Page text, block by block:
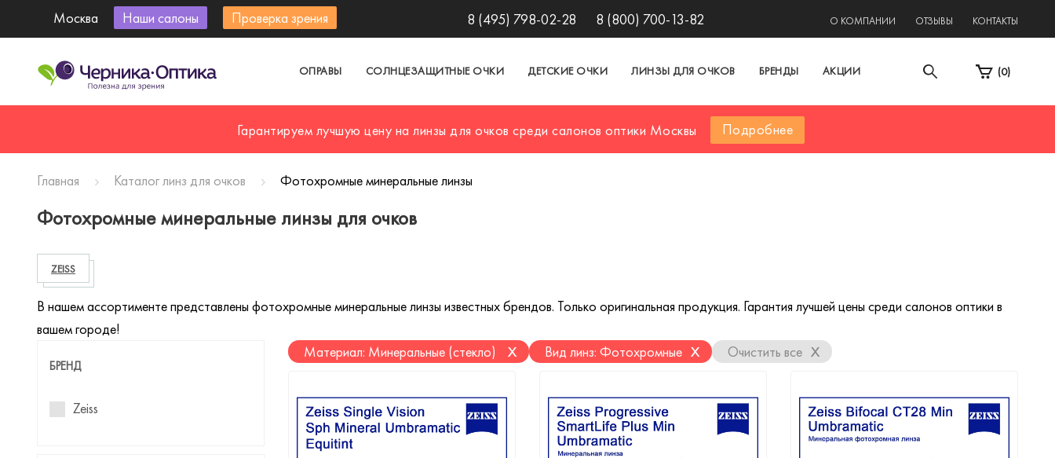
Москва Наши салоны Проверка зрения 8 (495) 798-02-28 8 (800) 700-13-82 О КОМПАНИИ ОТЗЫВЫ КОНТАКТЫ
ОПРАВЫ СОЛНЦЕЗАЩИТНЫЕ ОЧКИ ДЕТСКИЕ ОЧКИ ЛИНЗЫ ДЛЯ ОЧКОВ БРЕНДЫ АКЦИИ (0)
Гарантируем лучшую цену на линзы для очков среди салонов оптики Москвы Подробнее
Главная Каталог линз для очков Фотохромные минеральные линзы
Фотохромные минеральные линзы для очков
ZEISS
В нашем ассортименте представлены фотохромные минеральные линзы известных брендов. Только оригинальная продукция. Гарантия лучшей цены среди салонов оптики в
вашем городе!
БРЕНД
Zeiss
Материал: Минеральные (стекло) x Вид линз: Фотохромные x Очистить все x